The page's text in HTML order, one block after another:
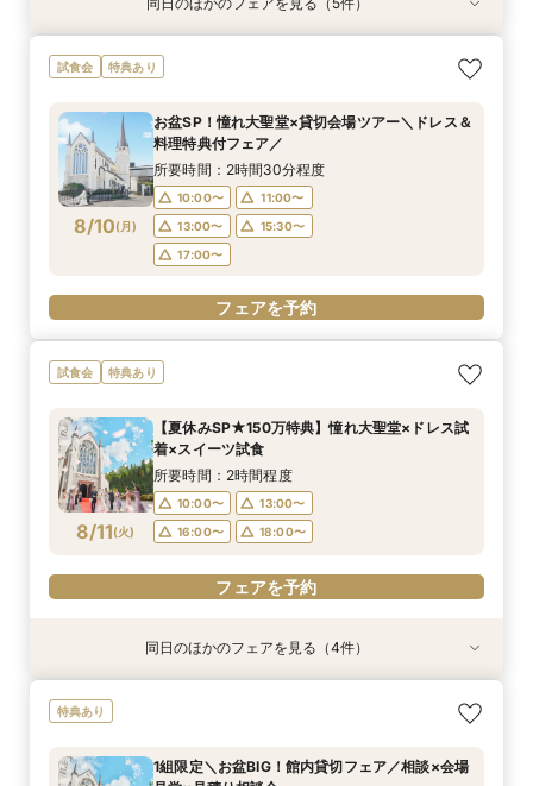
衣装試着 特典あり
8/9(日 )
【1日1組貸切で叶える】贅沢W体感フェア*180
万優待
10:00〜
13:00〜
16:00〜
18:00〜
フェアを予約
特典あり
8/9(日 )
【記念写真プレゼント】上質デザイナーズ空間×
大聖堂見学会
10:00〜
13:00〜
16:00〜
18:00〜
フェアを予約
特典あり
8/9(日 )
【人前式or和婚検討】神殿×2会場見学◆館内ま
るわかりフェア
10:00〜
13:00〜
16:00〜
18:00〜
フェアを予約
特典あり
8/9(日 )
予算重視*当館最大150万特典◆選べるギフト×安
心見積相談
10:00〜
13:00〜
16:00〜
18:00〜
フェアを予約
衣装試着 特典あり
8/9(日 )
【ドレス試着フェア】憧れ衣裳×大聖堂見学＼ド
レス特典付／
10:00〜
13:00〜
16:00〜
18:00〜
フェアを予約
試食会 特典あり
8/10(月)
お盆SP！憧れ大聖堂×貸切会場ツアー＼ドレス＆
料理特典付フェア／
所要時間：2時間30分程度
10:00〜
11:00〜
13:00〜
15:30〜
17:00〜
フェアを予約
試食会 特典あり
8/11(火)
【夏休みSP★150万特典】憧れ大聖堂×ドレス試
着×スイーツ試食
所要時間：2時間程度
10:00〜
13:00〜
16:00〜
18:00〜
フェアを予約
衣装試着 特典あり
【1日1組貸切で叶える】贅沢W体感フェア*180
10:00〜 13:00〜
特典あり
【記念写真プレゼント】上質デザイナーズ空間×
10:00〜 13:00〜
特典あり
【人前式or和婚検討】神殿×2会場見学◆館内ま
10:00〜 13:00〜
特典あり
予算重視*当館最大150万特典◆選べるギフト×安
10:00〜 13:00〜
同日のほかのフェアを見る（4件）
特典あり
1組限定＼お盆BIG！館内貸切フェア／相談×会場